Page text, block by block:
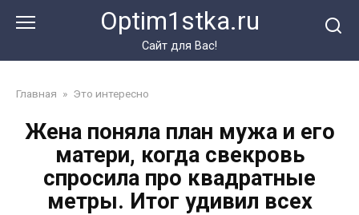
Optim1stka.ru
Сайт для Вас!
Главная » Это интересно
Жена поняла план мужа и его
матери, когда свекровь
спросила про квадратные
метры. Итог удивил всех